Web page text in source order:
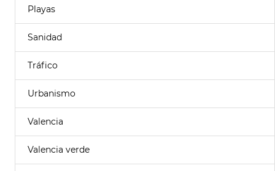
Playas
Sanidad
Tráfico
Urbanismo
Valencia
Valencia verde